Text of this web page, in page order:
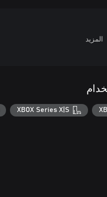
المزيد
XBOX Series X|S